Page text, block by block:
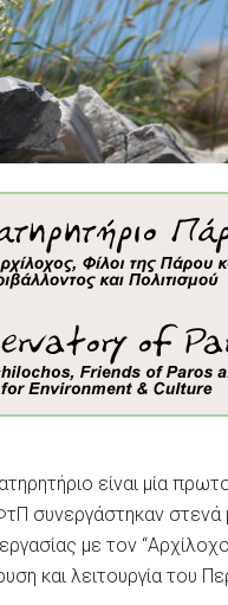
είναι μία
συνεργάστηκαν
με τον
και λειτουργία του